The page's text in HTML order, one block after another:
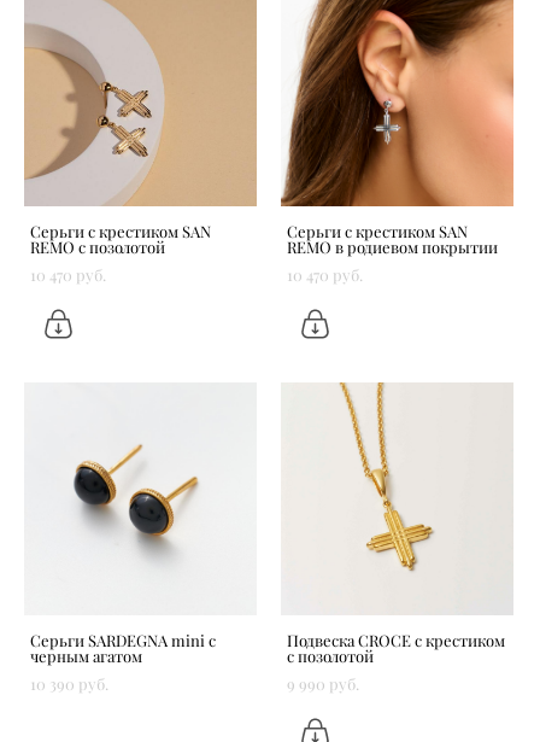
Серьги с крестиком SAN
REMO с позолотой
10 470 pуб.
Серьги с крестиком SAN
REMO в родиевом покрытии
10 470 pуб.
Серьги SARDEGNA mini с
черным агатом
10 390 pуб.
Подвеска CROCE с крестиком
с позолотой
9 990 pуб.